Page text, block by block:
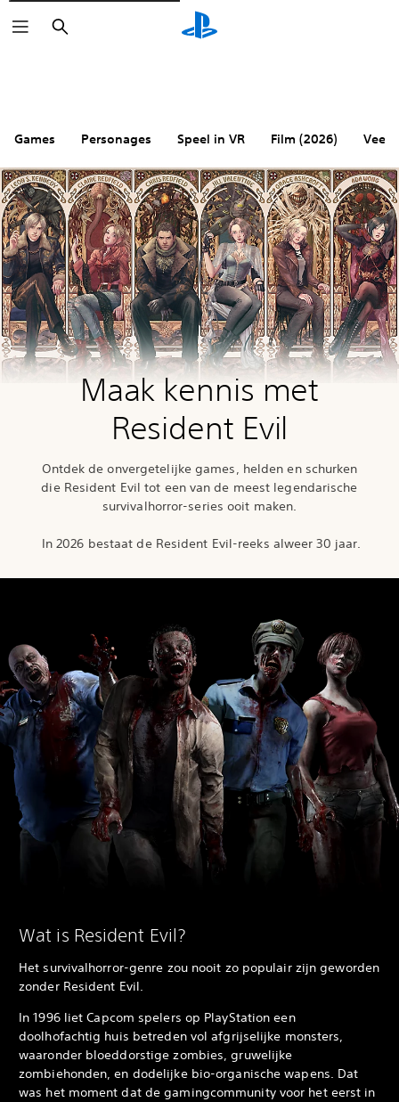
Zoeken
Games Personages Speel in VR Film (2026)
Maak kennis met
Resident Evil
Ontdek de onvergetelijke games, helden en schurken
die Resident Evil tot een van de meest legendarische
survivalhorror-series ooit maken.
‎ In 2026 bestaat de Resident Evil-reeks alweer 30 jaar.
Wat is Resident Evil?
Het survivalhorror-genre zou nooit zo populair zijn geworden
zonder Resident Evil.
In 1996 liet Capcom spelers op PlayStation een
doolhofachtig huis betreden vol afgrijselijke monsters,
waaronder bloeddorstige zombies, gruwelijke
zombiehonden, en dodelijke bio-organische wapens. Dat
was het moment dat de gamingcommunity voor het eerst in